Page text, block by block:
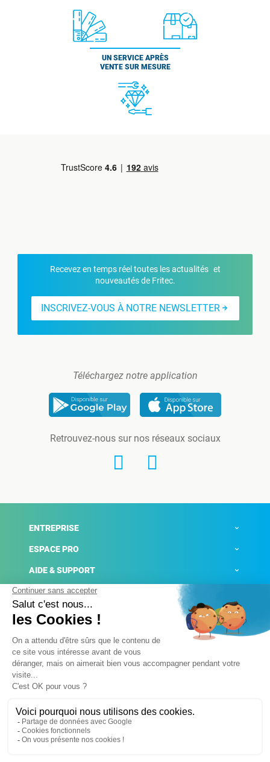
UN SERVICE APRÈS
VENTE SUR MESURE
Recevez en temps réel toutes les actualités et
nouveautés de Fritec.
INSCRIVEZ-VOUS À NOTRE NEWSLETTER
Téléchargez notre application
Retrouvez-nous sur nos réseaux sociaux
ENTREPRISE
ESPACE PRO
AIDE & SUPPORT
ACTUALITÉS
Mentions légales
Conditions générales de ventes
Plateforme de signalement